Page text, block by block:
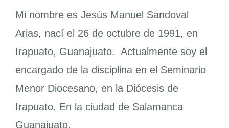
Mi nombre es Jesús Manuel Sandoval
Arias, nací el 26 de octubre de 1991, en
Irapuato, Guanajuato. Actualmente soy el
encargado de la disciplina en el Seminario
Menor Diocesano, en la Diócesis de
Irapuato. En la ciudad de Salamanca
Guanajuato.